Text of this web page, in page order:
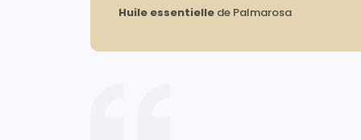
Huile essentielle de Palmarosa